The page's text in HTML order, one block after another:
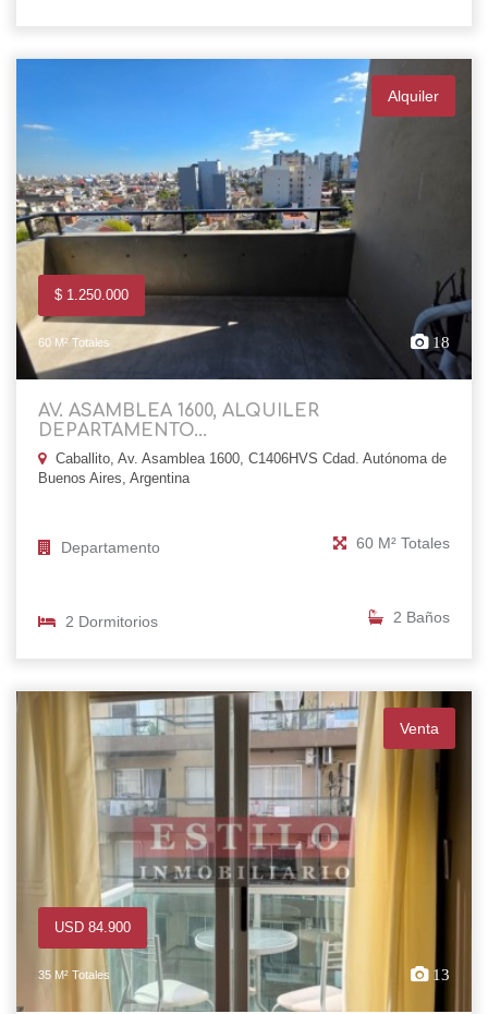
Alquiler
$ 1.250.000
60 M² Totales 18
AV. ASAMBLEA 1600, ALQUILER
DEPARTAMENTO...
Caballito, Av. Asamblea 1600, C1406HVS Cdad. Autónoma de
Buenos Aires, Argentina
Departamento 60 M² Totales
2 Dormitorios 2 Baños
Venta
USD 84.900
35 M² Totales 13